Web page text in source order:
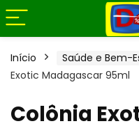
Início Saúde e Bem-
Exotic Madagascar 95ml
Colônia